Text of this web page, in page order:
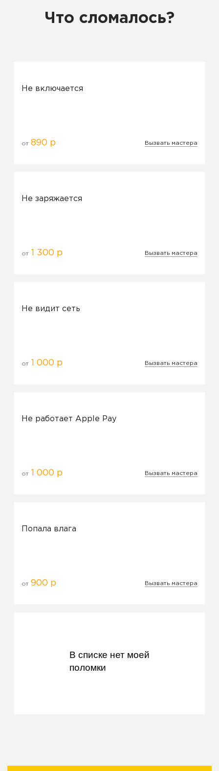
Что сломалось?
Не включается
от890 р Вызвать мастера
Не заряжается
от 1 300 р Вызвать мастера
Не видит сеть
от 1 000 р Вызвать мастера
Не работает Apple Pay
от 1 000 р Вызвать мастера
Попала влага
от900 р Вызвать мастера
В списке нет моей
поломки